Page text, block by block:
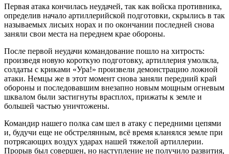
Первая атака кончилась неудачей, так как войска противника,
определив начало артиллерийской подготовки, скрылись в так
называемых лисьих норах и по окончании последней снова
заняли свои места на переднем крае обороны.
После первой неудачи командование пошло на хитрость:
произведя новую короткую подготовку, артиллерия умолкла,
солдаты с криками «Ура!» произвели демонстрацию ложной
атаки. Немцы же в этот момент снова заняли передний край
обороны и последовавшим внезапно новым мощным огневым
шквалом были застигнуты врасплох, прижаты к земле и
большей частью уничтожены.
Командир нашего полка сам шел в атаку с передними цепями
и, будучи еще не обстрелянным, всё время кланялся земле при
потрясающих воздух ударах нашей тяжелой артиллерии.
Прорыв был совершен, но наступление не получило развития,